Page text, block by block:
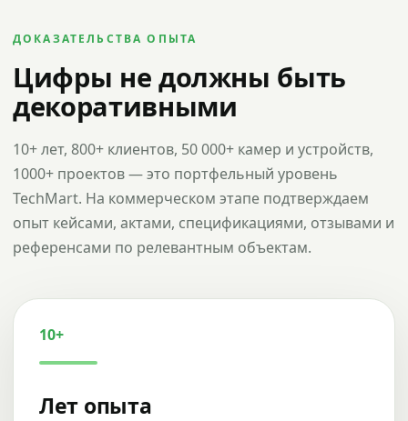
ДОКАЗАТЕЛЬСТВА ОПЫТА
Цифры не должны быть
декоративными
10+ лет, 800+ клиентов, 50 000+ камер и устройств,
1000+ проектов — это портфельный уровень
TechMart. На коммерческом этапе подтверждаем
опыт кейсами, актами, спецификациями, отзывами и
референсами по релевантным объектам.
10+
Лет опыта